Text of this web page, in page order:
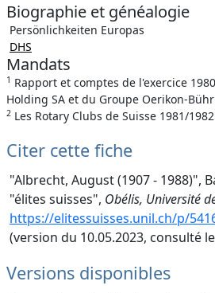
Biographie et généalogie
Persönlichkeiten Europas
DHS
Mandats
1 Rapport et comptes de l'exercice
Holding SA et du Groupe Oerikon-
2 Les Rotary Clubs de Suisse 1981/1982
Citer cette fiche
"Albrecht, August (1907 - 1988)",
"élites suisses", Obélis, Université
https://elitessuisses.unil.ch/p/
(version du 10.05.2023, consulté
Versions disponibles